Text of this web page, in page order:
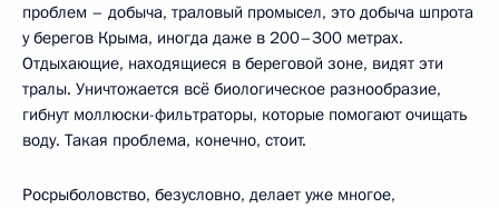
проблем – добыча, траловый промысел, это добыча шпрота
у берегов Крыма, иногда даже в 200–300 метрах.
Отдыхающие, находящиеся в береговой зоне, видят эти
тралы. Уничтожается всё биологическое разнообразие,
гибнут моллюски-фильтраторы, которые помогают очищать
воду. Такая проблема, конечно, стоит.
Росрыболовство, безусловно, делает уже многое,